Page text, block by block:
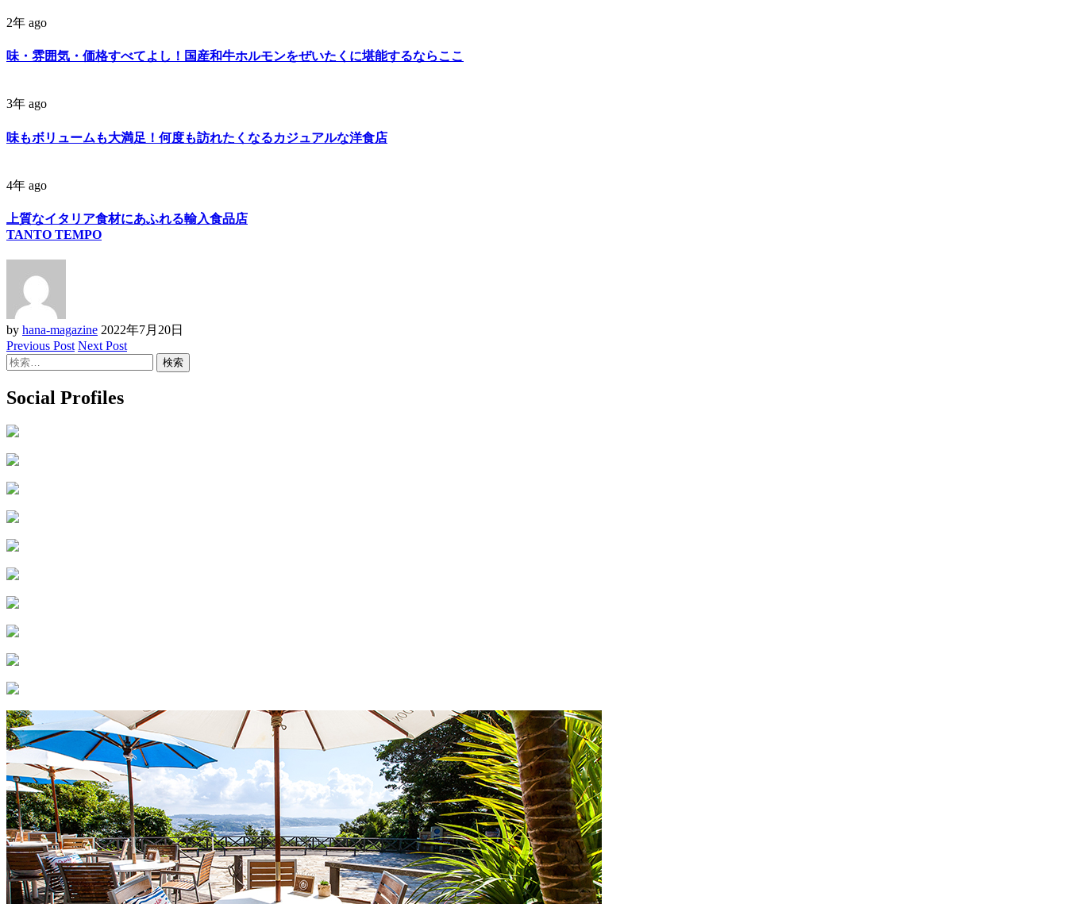
2年 ago
味・雰囲気・価格すべてよし！国産和牛ホルモンをぜいたくに堪能するならここ
3年 ago
味もボリュームも大満足！何度も訪れたくなるカジュアルな洋食店
4年 ago
上質なイタリア食材にあふれる輸入食品店
TANTO TEMPO
by hana-magazine 2022年7月20日
Previous Post Next Post
検
Social Profiles